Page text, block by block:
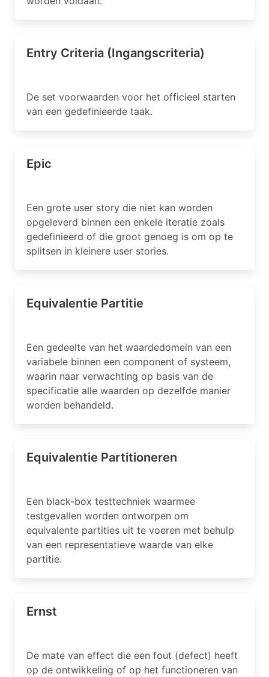
Entry Criteria (Ingangscriteria)
De set voorwaarden voor het officieel starten
van een gedefinieerde taak.
Epic
Een grote user story die niet kan worden
opgeleverd binnen een enkele iteratie zoals
gedefinieerd of die groot genoeg is om op te
splitsen in kleinere user stories.
Equivalentie Partitie
Een gedeelte van het waardedomein van een
variabele binnen een component of systeem,
waarin naar verwachting op basis van de
specificatie alle waarden op dezelfde manier
worden behandeld.
Equivalentie Partitioneren
Een black-box testtechniek waarmee
testgevallen worden ontworpen om
equivalente partities uit te voeren met behulp
van een representatieve waarde van elke
partitie.
Ernst
De mate van effect die een fout (defect) heeft
op de ontwikkeling of op het functioneren van